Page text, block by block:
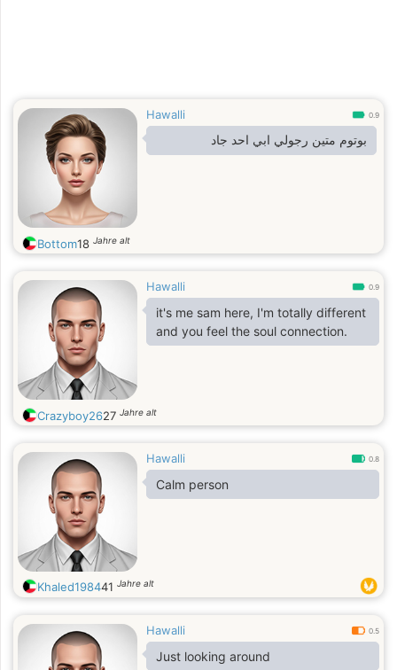
Hawalli 0.9
بوتوم متين رجولي ابي احد جاد
Bottom18 Jahre alt
Hawalli 0.9
it's me sam here, I'm totally different
and you feel the soul connection.
Crazyboy2627 Jahre alt
Hawalli 0.8
Calm person
Khaled198441 Jahre alt
Hawalli 0.5
Just looking around